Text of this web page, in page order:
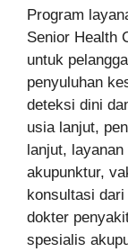
Program
Senior Health
untuk
penyuluhan
deteksi dini
usia lanjut,
lanjut,
akupunktur,
konsultasi
dokter
spesialis